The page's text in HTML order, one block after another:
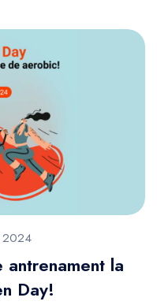
2024
la
Day!